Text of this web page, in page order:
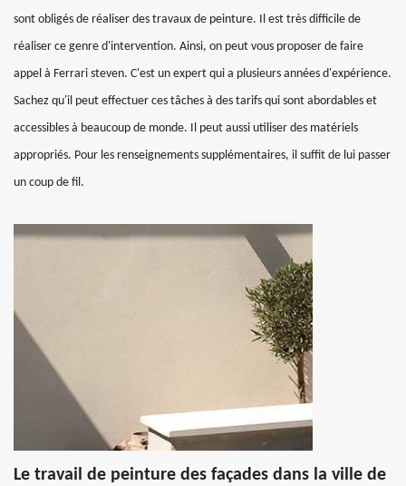
sont obligés de réaliser des travaux de peinture. Il est très difficile de
réaliser ce genre d'intervention. Ainsi, on peut vous proposer de faire
appel à Ferrari steven. C'est un expert qui a plusieurs années d'expérience.
Sachez qu'il peut effectuer ces tâches à des tarifs qui sont abordables et
accessibles à beaucoup de monde. Il peut aussi utiliser des matériels
appropriés. Pour les renseignements supplémentaires, il suffit de lui passer
un coup de fil.
Le travail de peinture des façades dans la ville de